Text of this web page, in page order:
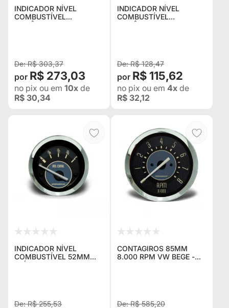
INDICADOR NÍVEL
COMBUSTÍVEL
MECÂNICO 52MM VW
R$ 303,37
R$ 273,03
no pix ou em 10x de
R$ 30,34
INDICADOR NÍVEL
COMBUSTÍVEL
MECÂNICO 52MM VW
R$ 128,47
R$ 115,62
no pix ou em 4x de
R$ 32,12
INDICADOR NÍVEL
COMBUSTÍVEL 52MM
ELÉTRICO BEGE VW -
R$ 255,53
CONTAGIROS 85MM
8.000 RPM VW BEGE -
R$ 585,20